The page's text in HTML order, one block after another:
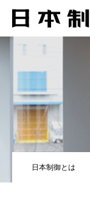
日本制御とは